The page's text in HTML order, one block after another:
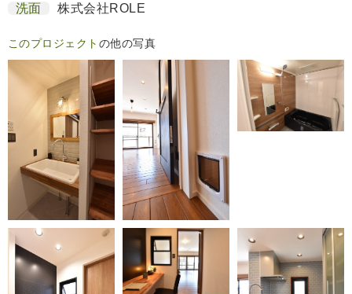
洗面 株式会社ROLE
このプロジェクト の他の写真